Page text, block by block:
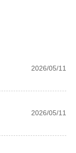
2026/05/11
2026/05/11